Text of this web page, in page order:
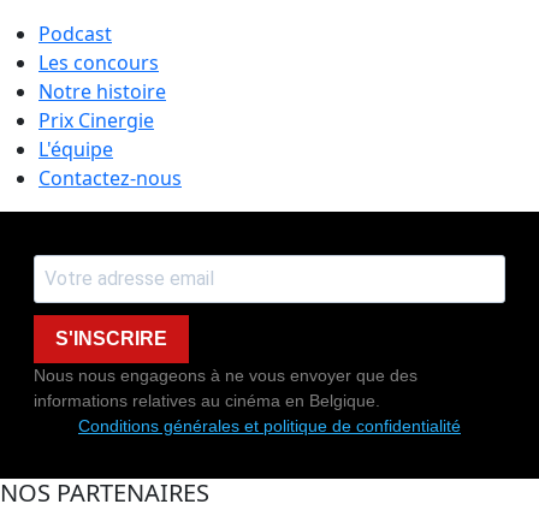
Podcast
Les concours
Notre histoire
Prix Cinergie
L'équipe
Contactez-nous
S'INSCRIRE
Nous nous engageons à ne vous envoyer que des
informations relatives au cinéma en Belgique.
Conditions générales et politique de confidentialité
NOS PARTENAIRES